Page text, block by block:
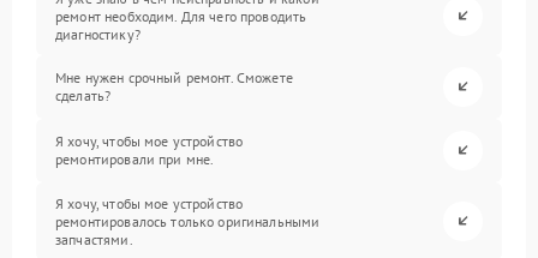
ремонт необходим. Для чего проводить
диагностику?
Мне нужен срочный ремонт. Сможете
сделать?
Я хочу, чтобы мое устройство
ремонтировали при мне.
Я хочу, чтобы мое устройство
ремонтировалось только оригинальными
запчастями.